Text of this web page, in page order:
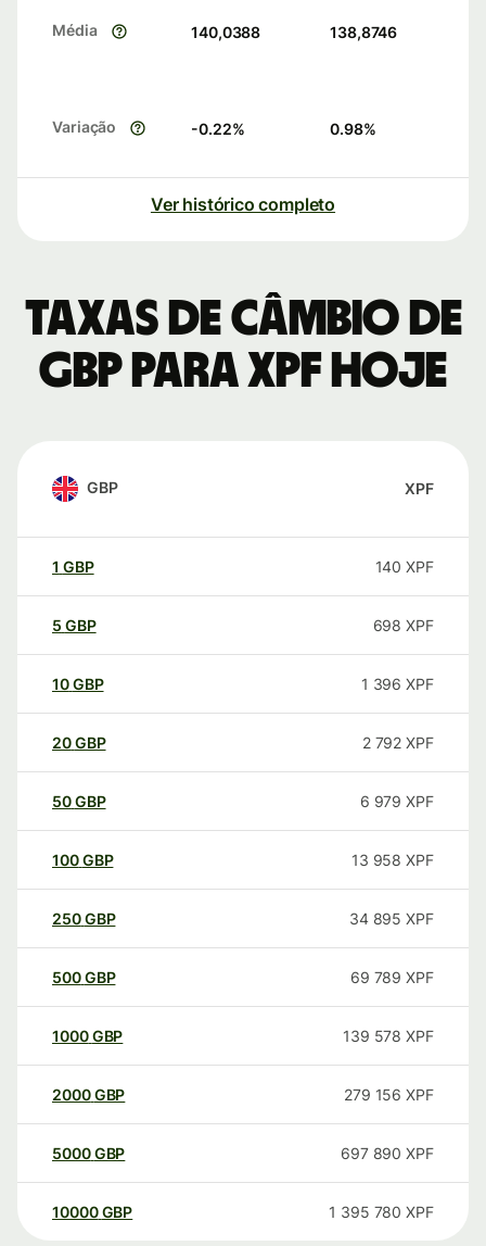
Média 140,0388 138,8746
Variação -0.22% 0.98%
Ver histórico completo
Taxas de câmbio de
GBP para XPF hoje
GBP XPF
1 GBP 140 XPF
5 GBP 698 XPF
10GBP 1 396 XPF
20GBP 2 792 XPF
50GBP 6 979 XPF
100GBP 13 958 XPF
250GBP 34 895 XPF
500GBP 69 789 XPF
1000GBP 139 578 XPF
2000GBP 279 156 XPF
5000GBP 697 890 XPF
10000 GBP 1 395 780 XPF